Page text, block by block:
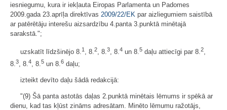
iesniegumu, kura ir iekļauta Eiropas Parlamenta un Padomes
2009.gada 23.aprīļa direktīvas 2009/22/EK par aizliegumiem saistībā
ar patērētāju interešu aizsardzību 4.panta 3.punktā minētajā
sarakstā.";
uzskatīt līdzšinējo 8.1 , 8.2, 8.3, 8.4 un 8.5 daļu attiecīgi par 8.2,
8. 3 , 8. 4 , 8. 5 un 8. 6 daļu;
izteikt devīto daļu šādā redakcijā:
"(9) Šā panta astotās daļas 2.punktā minētais lēmums ir spēkā ar
dienu, kad tas kļūst zināms adresātam. Minēto lēmumu ražotājs,